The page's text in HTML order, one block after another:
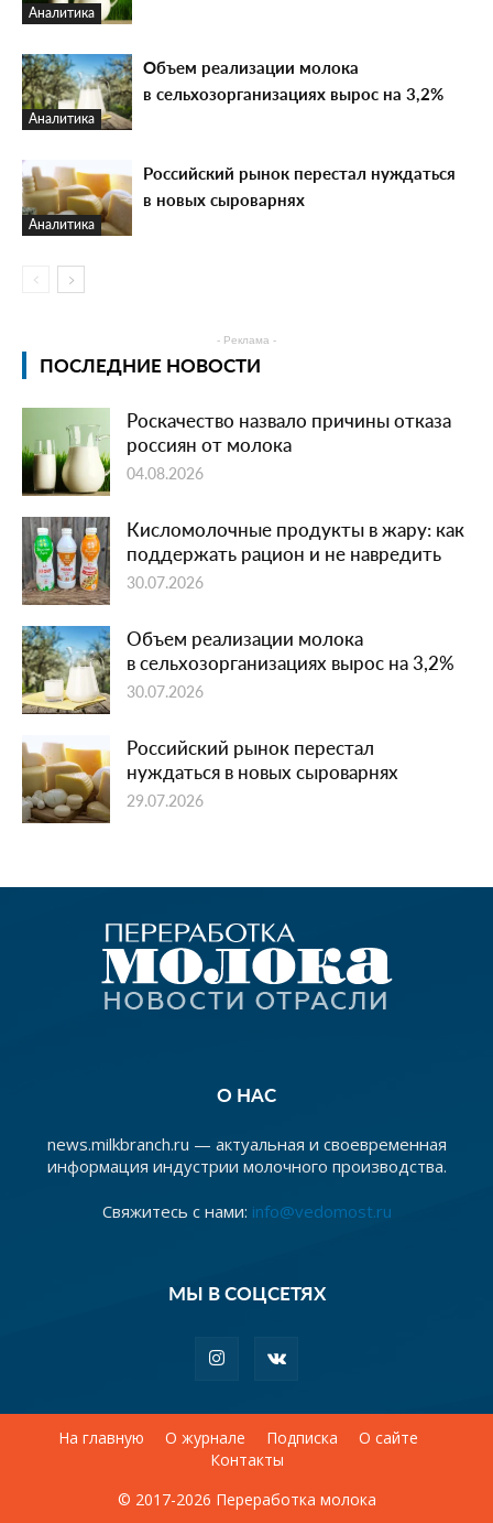
Аналитика
Аналитика
Объем реализации молока
в сельхозорганизациях вырос на 3,2%
Аналитика
Российский рынок перестал нуждаться
в новых сыроварнях
- Реклама -
ПОСЛЕДНИЕ НОВОСТИ
Роскачество назвало причины отказа
россиян от молока
04.08.2026
Кисломолочные продукты в жару: как
поддержать рацион и не навредить
30.07.2026
Объем реализации молока
в сельхозорганизациях вырос на 3,2%
30.07.2026
Российский рынок перестал
нуждаться в новых сыроварнях
29.07.2026
О НАС
news.milkbranch.ru — актуальная и своевременная
информация индустрии молочного производства.
Свяжитесь с нами: info@vedomost.ru
МЫ В СОЦСЕТЯХ
На главную О журнале Подписка
О сайте
Контакты
© 2017-2026 Переработка молока